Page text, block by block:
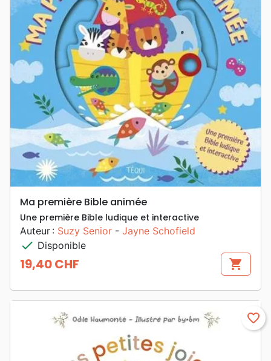
Ma première Bible animée
Une première Bible ludique et interactive
Auteur : Suzy Senior - Jayne Schofield
check Disponible
Prix
19,40 CHF shopping_cart
favorite_border